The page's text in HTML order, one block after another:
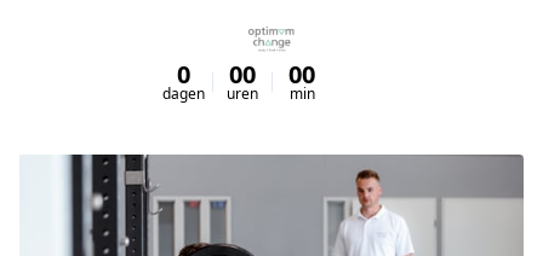
0
dagen
00
uren
00
min